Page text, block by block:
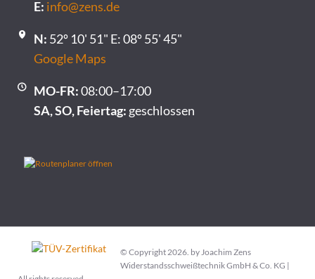
E: info@zens.de
N: 52º 10' 51" E: 08º 55' 45"
Google Maps
MO-FR:08:00–17:00
SA, SO, Feiertag: geschlossen
© Copyright 2026. by Joachim Zens
Widerstandsschweißtechnik GmbH & Co. KG |